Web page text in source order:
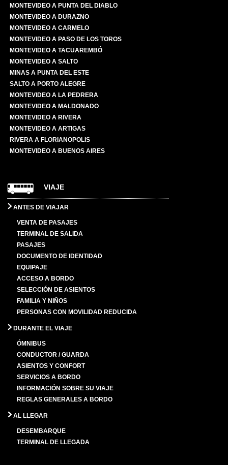
MONTEVIDEO A PUNTA DEL DIABLO
MONTEVIDEO A DURAZNO
MONTEVIDEO A CARMELO
MONTEVIDEO A PASO DE LOS TOROS
MONTEVIDEO A TACUAREMBÓ
MONTEVIDEO A SALTO
MINAS A PUNTA DEL ESTE
SALTO A PORTO ALEGRE
MONTEVIDEO A LA PEDRERA
MONTEVIDEO A MALDONADO
MONTEVIDEO A RIVERA
MONTEVIDEO A ARTIGAS
RIVERA A FLORIANOPOLIS
MONTEVIDEO A BUENOS AIRES
VIAJE
ANTES DE VIAJAR
VENTA DE PASAJES
TERMINAL DE SALIDA
PASAJES
DOCUMENTO DE IDENTIDAD
EQUIPAJE
ACCESO A BORDO
SELECCIÓN DE ASIENTOS
FAMILIA Y NIÑOS
PERSONAS CON MOVILIDAD REDUCIDA
DURANTE EL VIAJE
ÓMNIBUS
CONDUCTOR / GUARDA
ASIENTOS Y CONFORT
SERVICIOS A BORDO
INFORMACIÓN SOBRE SU VIAJE
REGLAS GENERALES A BORDO
AL LLEGAR
DESEMBARQUE
TERMINAL DE LLEGADA